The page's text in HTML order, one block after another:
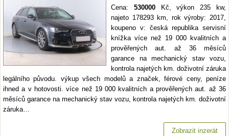
Cena: 530000Kč, výkon 235 kw,
najeto 178293 km, rok výroby: 2017,
koupeno v: česká republika servisní
knížka více než 19 000 kvalitních a
prověřených aut. až 36 měsíců
garance na mechanický stav vozu,
kontrola najetých km. doživotní záruka
legálního původu. výkup všech modelů a značek, férové ceny, peníze
ihned a v hotovosti. více než 19 000 kvalitních a prověřených aut. až 36
měsíců garance na mechanický stav vozu, kontrola najetých km. doživotní
záruka…
Zobrazit inzerát